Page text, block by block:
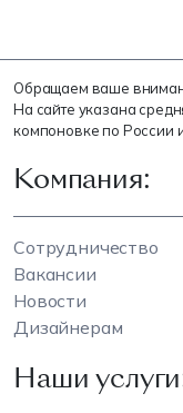
Обращаем ваше
На сайте указана
компоновке по России
Компания:
Сотрудничество
Вакансии
Новости
Дизайнерам
Наши